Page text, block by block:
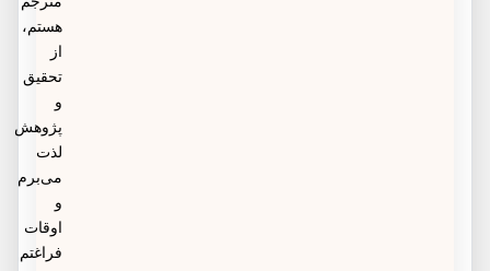
هستم،
تحقیق
پژوهش
می‌برم
اوقات
فراغتم